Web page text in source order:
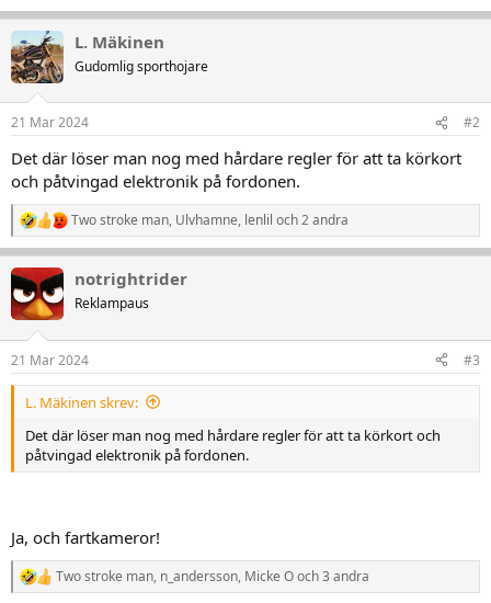
L. Mäkinen
Gudomlig sporthojare
21 Mar 2024 #2
Det där löser man nog med hårdare regler för att ta körkort
och påtvingad elektronik på fordonen.
R
e
k
t
i
e
r
Two stroke man, Ulvhamne, lenlil och 2 andra
notrightrider
Reklampaus
21 Mar 2024 #3
L. Mäkinen skrev:
Det där löser man nog med hårdare regler för att ta körkort och
påtvingad elektronik på fordonen.
Ja, och fartkameror!
R
Two stroke man, n_andersson, Micke Ooch 3 andra